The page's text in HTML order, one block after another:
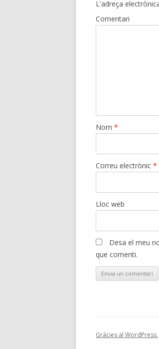
L'adreça
Comentari
Nom *
Correu electrònic *
Lloc web
Desa el meu
que comenti.
Gràcies al WordPress.